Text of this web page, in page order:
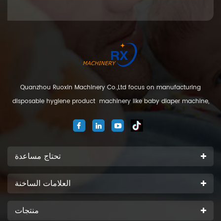
Quanzhou Ruoxin Machinery Co.,Ltd focus on manufacturing
disposable hygiene product machinery like baby diaper machine,
machine. We are located in Jinjiang city, Fujian Province, China. And
تحتاج مساعدة
العلامات الساخنة
منتجات